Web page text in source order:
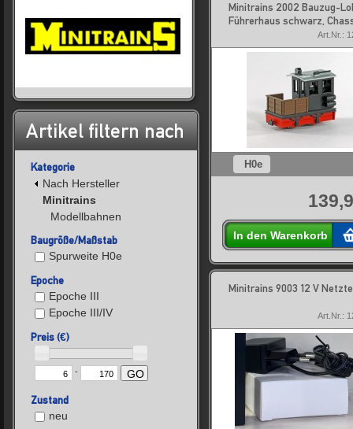
Artikel filtern nach
Kategorie
Nach Hersteller
Minitrains
Modellbahnen
Baugröße/Maßstab
Spurweite H0e
Epoche
Epoche III
Epoche III/IV
Preis (€)
- GO
Zustand
neu
Minitrains 2002 Bauzug-
Führerhaus schwarz,
Art.Nr.:
H0e
In den Warenkorb
Minitrains 9003 12 V
Art.Nr.: